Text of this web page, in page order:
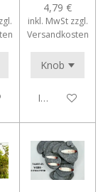
4,79 €
inkl. MwSt zzgl.
Versandkosten
In den